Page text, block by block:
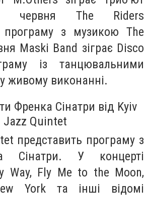
червня The Riders
програму з музикою The
Maski Band зіграє Disco
із танцювальними
живому виконанні.
Френка Сінатри від Kyiv
Jazz Quintet
представить програму з
Сінатри. У концерті
Way, Fly Me to the Moon,
York та інші відомі